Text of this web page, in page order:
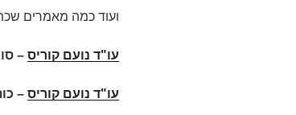
ועוד כמה מאמרים
עו"ד נועם קוריס –
עו"ד נועם קוריס –